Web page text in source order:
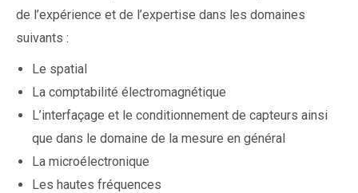
de l’expérience et de l’expertise dans les domaines
suivants :
Le spatial
La comptabilité électromagnétique
L’interfaçage et le conditionnement de capteurs ainsi
que dans le domaine de la mesure en général
La microélectronique
Les hautes fréquences